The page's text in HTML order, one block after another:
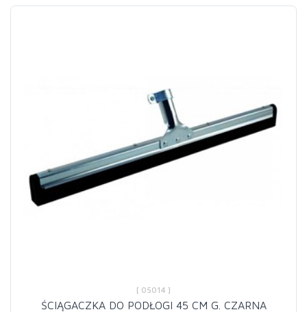
[ 05014 ]
ŚCIĄGACZKA DO PODŁOGI 45 CM G. CZARNA